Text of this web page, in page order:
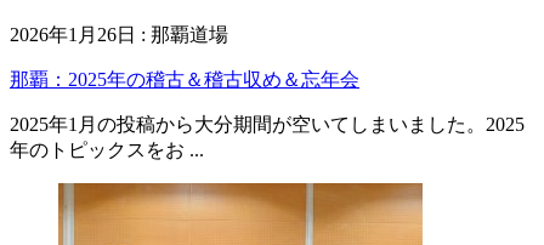
2026年1月26日 : 那覇道場
那覇：2025年の稽古＆稽古収め＆忘年会
2025年1月の投稿から大分期間が空いてしまいました。2025
年のトピックスをお ...